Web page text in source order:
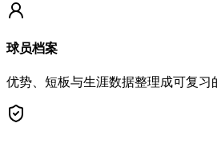
球员档案
优势、短板与生涯数据整理成可复习